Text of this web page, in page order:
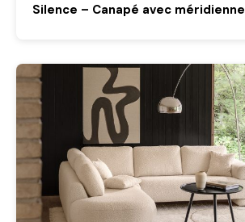
Silence – Canapé avec méridienne